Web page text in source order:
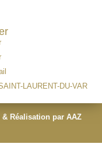
LAURENT-DU-VAR
Réalisation par AAZ